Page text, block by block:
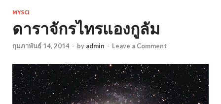
MYSCI
ดาราจักรไทรแองกูลัม
กุมภาพันธ์ 14, 2014 - by admin - Leave a Comment